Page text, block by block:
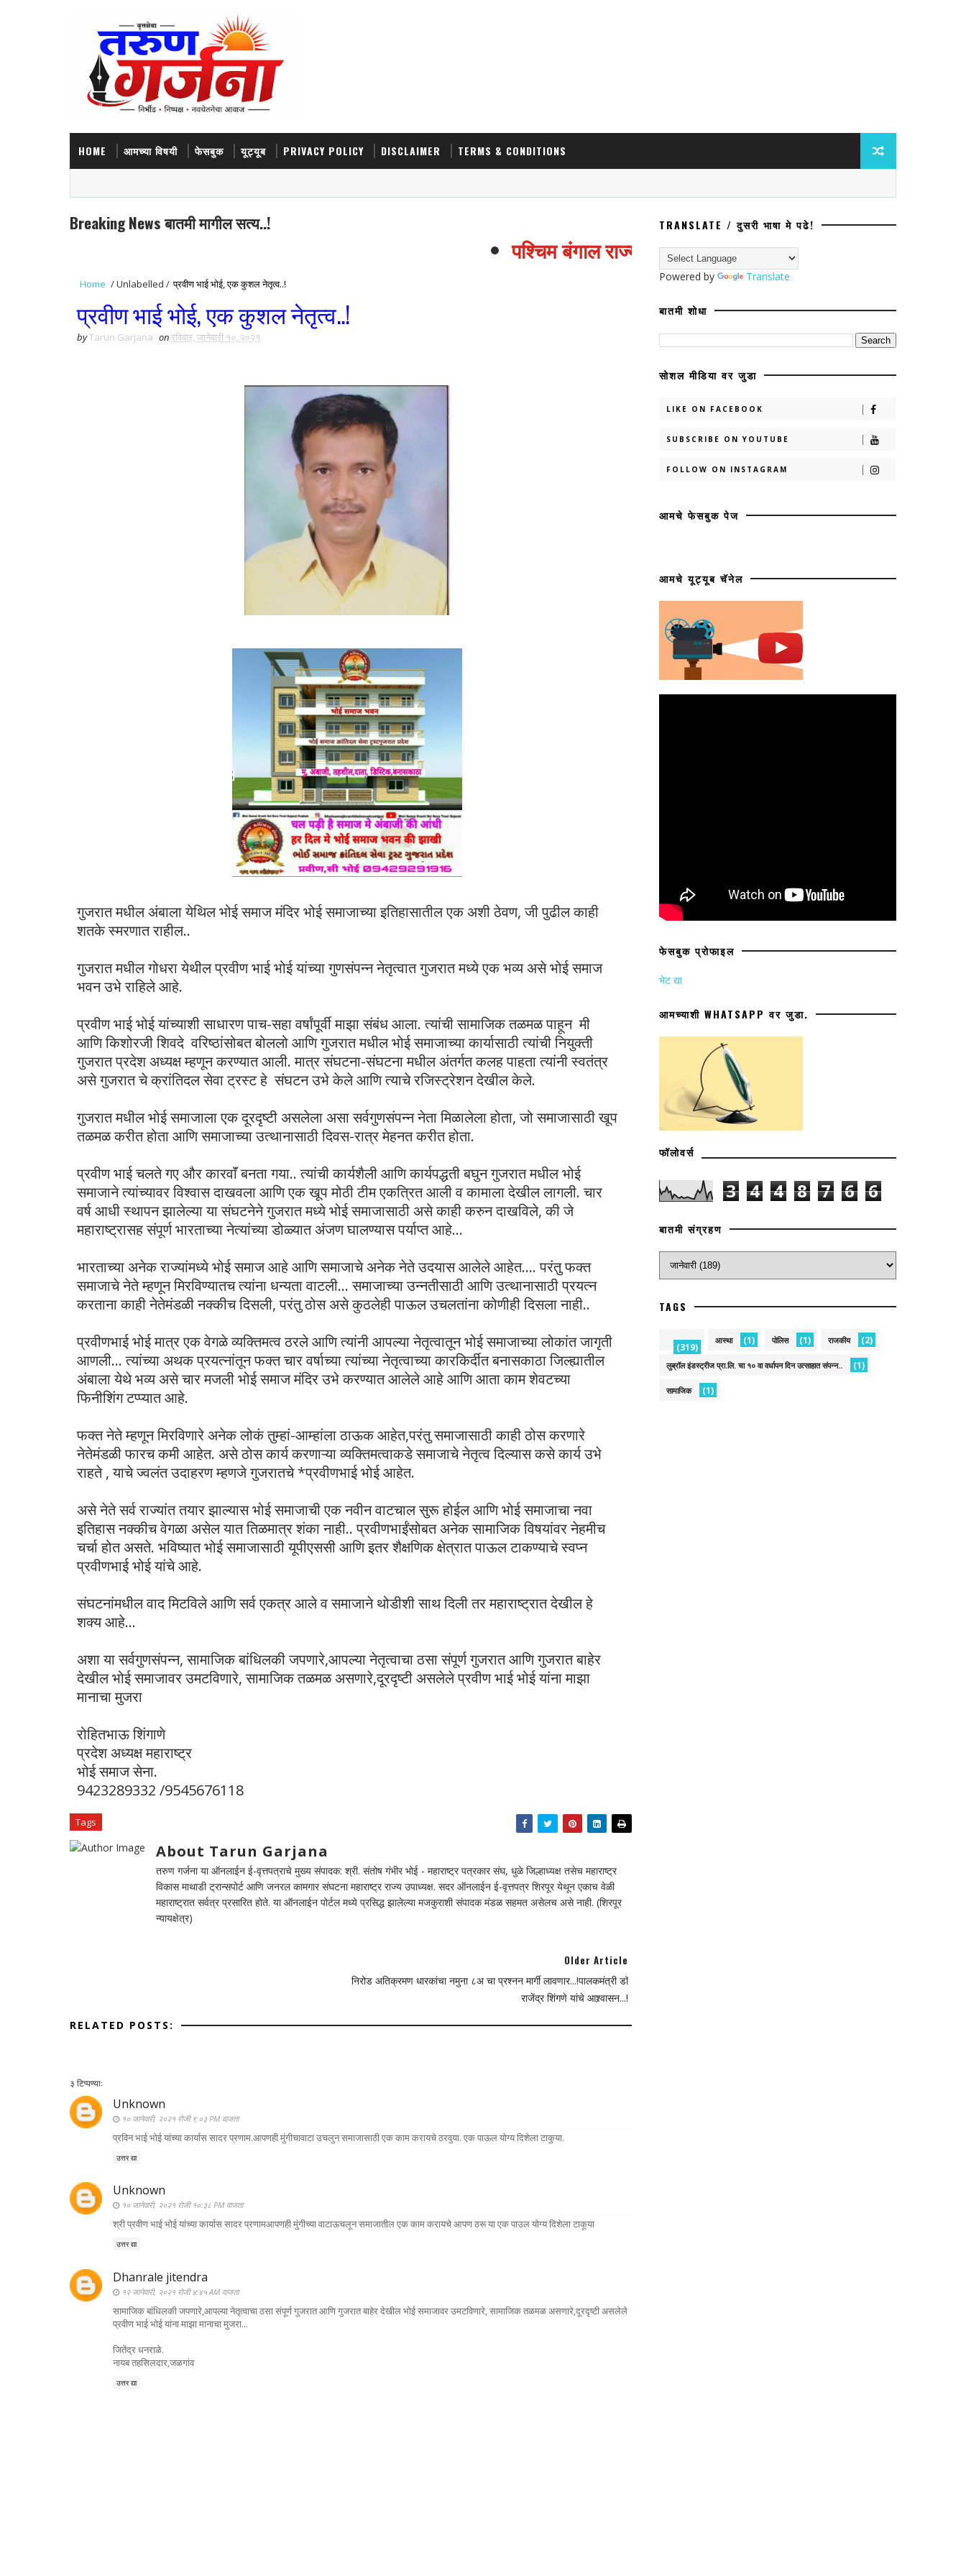
HOME आमच्या विषयी फेसबुक यूट्यूब PRIVACY POLICY DISCLAIMER TERMS & CONDITIONS
Breaking News बातमी मागील सत्य..!
पश्चिम बंगाल राज्य बोगस भरती केसच्या धरतीवर बोगस शालार्थ
Home /Unlabelled / प्रवीण भाई भोई, एक कुशल नेतृत्व..!
प्रवीण भाई भोई, एक कुशल नेतृत्व..!
byTarun Garjana onरविवार, जानेवारी १०, २०२१
गुजरात मधील अंबाला येथिल भोई समाज मंदिर भोई समाजाच्या इतिहासातील एक अशी ठेवण, जी पुढील काही
शतके स्मरणात राहील..
गुजरात मधील गोधरा येथील प्रवीण भाई भोई यांच्या गुणसंपन्न नेतृत्वात गुजरात मध्ये एक भव्य असे भोई समाज
भवन उभे राहिले आहे.
प्रवीण भाई भोई यांच्याशी साधारण पाच-सहा वर्षांपूर्वी माझा संबंध आला. त्यांची सामाजिक तळमळ पाहून मी
आणि किशोरजी शिवदे वरिष्ठांसोबत बोललो आणि गुजरात मधील भोई समाजाच्या कार्यासाठी त्यांची नियुक्ती
गुजरात प्रदेश अध्यक्ष म्हणून करण्यात आली. मात्र संघटना-संघटना मधील अंतर्गत कलह पाहता त्यांनी स्वतंत्र
असे गुजरात चे क्रांतिदल सेवा ट्रस्ट हे संघटन उभे केले आणि त्याचे रजिस्ट्रेशन देखील केले.
गुजरात मधील भोई समाजाला एक दूरदृष्टी असलेला असा सर्वगुणसंपन्न नेता मिळालेला होता, जो समाजासाठी खूप
तळमळ करीत होता आणि समाजाच्या उत्थानासाठी दिवस-रात्र मेहनत करीत होता.
प्रवीण भाई चलते गए और कारवाॅं बनता गया.. त्यांची कार्यशैली आणि कार्यपद्धती बघुन गुजरात मधील भोई
समाजाने त्यांच्यावर विश्वास दाखवला आणि एक खूप मोठी टीम एकत्रित आली व कामाला देखील लागली. चार
वर्ष आधी स्थापन झालेल्या या संघटनेने गुजरात मध्ये भोई समाजासाठी असे काही करुन दाखविले, की जे
महाराष्ट्रासह संपूर्ण भारताच्या नेत्यांच्या डोळ्यात अंजण घालण्यास पर्याप्त आहे...
भारताच्या अनेक राज्यांमध्ये भोई समाज आहे आणि समाजाचे अनेक नेते उदयास आलेले आहेत.... परंतु फक्त
समाजाचे नेते म्हणून मिरविण्यातच त्यांना धन्यता वाटली... समाजाच्या उन्नतीसाठी आणि उत्थानासाठी प्रयत्न
करताना काही नेतेमंडळी नक्कीच दिसली, परंतु ठोस असे कुठलेही पाऊल उचलतांना कोणीही दिसला नाही..
प्रवीणभाई भोई मात्र एक वेगळे व्यक्तिमत्व ठरले आणि त्यांनी आपल्या नेतृत्वातून भोई समाजाच्या लोकांत जागृती
आणली... त्यांच्या अथक प्रयत्नांतून फक्त चार वर्षाच्या त्यांच्या नेतृत्वाच्या कारकिर्दीत बनासकाठा जिल्ह्यातील
अंबाला येथे भव्य असे चार मजली भोई समाज मंदिर उभे करण्यात आलेले आहे आणि आता काम शेवटच्या
फिनीशिंग टप्प्यात आहे.
फक्त नेते म्हणून मिरविणारे अनेक लोकं तुम्हां-आम्हांला ठाऊक आहेत,परंतु समाजासाठी काही ठोस करणारे
नेतेमंडळी फारच कमी आहेत. असे ठोस कार्य करणाऱ्या व्यक्तिमत्वाकडे समाजाचे नेतृत्व दिल्यास कसे कार्य उभे
राहते , याचे ज्वलंत उदाहरण म्हणजे गुजरातचे *प्रवीणभाई भोई आहेत.
असे नेते सर्व राज्यांत तयार झाल्यास भोई समाजाची एक नवीन वाटचाल सुरू होईल आणि भोई समाजाचा नवा
इतिहास नक्कीच वेगळा असेल यात तिळमात्र शंका नाही.. प्रवीणभाईंसोबत अनेक सामाजिक विषयांवर नेहमीच
चर्चा होत असते. भविष्यात भोई समाजासाठी यूपीएससी आणि इतर शैक्षणिक क्षेत्रात पाऊल टाकण्याचे स्वप्न
प्रवीणभाई भोई यांचे आहे.
संघटनांमधील वाद मिटविले आणि सर्व एकत्र आले व समाजाने थोडीशी साथ दिली तर महाराष्ट्रात देखील हे
शक्य आहे...
अशा या सर्वगुणसंपन्न, सामाजिक बांधिलकी जपणारे,आपल्या नेतृत्वाचा ठसा संपूर्ण गुजरात आणि गुजरात बाहेर
देखील भोई समाजावर उमटविणारे, सामाजिक तळमळ असणारे,दूरदृष्टी असलेले प्रवीण भाई भोई यांना माझा
मानाचा मुजरा
रोहितभाऊ शिंगाणे
प्रदेश अध्यक्ष महाराष्ट्र
भोई समाज सेना.
9423289332 /9545676118
Tags
About Tarun Garjana
तरुण गर्जना या ऑनलाईन ई-वृत्तपत्राचे मुख्य संपादक: श्री. संतोष गंभीर भोई - महाराष्ट्र पत्रकार संघ, धुळे जिल्हाध्यक्ष तसेच महाराष्ट्र
विकास माथाडी ट्रान्सपोर्ट आणि जनरल कामगार संघटना महाराष्ट्र राज्य उपाध्यक्ष. सदर ऑनलाईन ई-वृत्तपत्र शिरपूर येथून एकाच वेळी
महाराष्ट्रात सर्वत्र प्रसारित होते. या ऑनलाईन पोर्टल मध्ये प्रसिद्ध झालेल्या मजकुराशी संपादक मंडळ सहमत असेलच असे नाही. (शिरपूर
न्यायक्षेत्र)
Older Article
निरोड अतिक्रमण धारकांचा नमुना ८अ चा प्रश्नन मार्गी लावणार...!पालकमंत्री डॉ
राजेंद्र शिंगणे यांचे आश्र्वासन...!
RELATED POSTS:
३ टिप्पण्या:
Unknown
१० जानेवारी, २०२१ रोजी ९:०३ PM वाजता
प्रविन भाई भोई यांच्या कार्यास सादर प्रणाम.आपणही मुंगीचावाटा उचलुन समाजासाठी एक काम करायचे ठरवुया. एक पाऊल योग्य दिशेला टाकुया.
उत्तर द्या
Unknown
१० जानेवारी, २०२१ रोजी १०:३८ PM वाजता
श्री प्रवीण भाई भोई यांच्या कार्यास सादर प्रणामआपणही मुंगीच्या वाटाऊचलून समाजातील एक काम करायचे आपण ठरू या एक पाउल योग्य दिशेला टाकूया
उत्तर द्या
Dhanrale jitendra
१२ जानेवारी, २०२१ रोजी ४:४५ AM वाजता
सामाजिक बांधिलकी जपणारे,आपल्या नेतृत्वाचा ठसा संपूर्ण गुजरात आणि गुजरात बाहेर देखील भोई समाजावर उमटविणारे, सामाजिक तळमळ असणारे,दूरदृष्टी असलेले
प्रवीण भाई भोई यांना माझा मानाचा मुजरा...
जितेंद्र धनराळे.
नायब तहसिलदार,जळगांव
उत्तर द्या
TRANSLATE / दुसरी भाषा मे पढे!
Powered by Translate
बातमी शोधा
सोशल मीडिया वर जुडा
LIKE ON FACEBOOK
SUBSCRIBE ON YOUTUBE
FOLLOW ON INSTAGRAM
आमचे फेसबुक पेज
आमचे यूट्यूब चॅनेल
फेसबुक प्रोफाइल
भेट द्या
आमच्याशी WHATSAPP वर जुडा.
फॉलोवर्स
3 4 4 8 7 6 6
बातमी संग्रहण
TAGS
(319)
आस्था (1) पोलिस (1) राजकीय (2)
लुब्रॉल इंडस्ट्रीज प्रा.लि. चा १० वा वर्धापन दिन उत्साहात संपन्न.. (1)
सामाजिक (1)